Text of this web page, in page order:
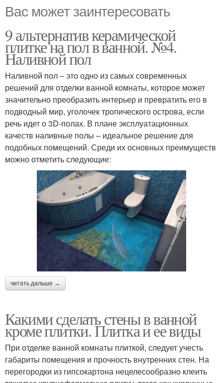
Вас может заинтересовать
9 альтернатив керамической
плитке на пол в ванной. №4.
Наливной пол
Наливной пол – это одно из самых современных
решений для отделки ванной комнаты, которое может
значительно преобразить интерьер и превратить его в
подводный мир, уголочек тропического острова, если
речь идет о 3D-полах. В плане эксплуатационных
качеств наливные полы – идеальное решение для
подобных помещений. Среди их основных преимуществ
можно отметить следующие:
читать дальше →
Какими сделать стены в ванной
кроме плитки. Плитка и ее виды
При отделке ванной комнаты плиткой, следует учесть
габариты помещения и прочность внутренних стен. На
перегородки из гипсокартона нецелесообразно клеить